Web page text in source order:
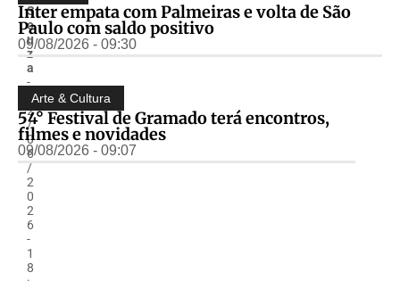
S
o
u
z
a
-
1
2
/
0
6
/
2
0
2
6
-
1
8
Inter empata com Palmeiras e volta de São
Paulo com saldo positivo
09/08/2026 - 09:30
Arte & Cultura
54° Festival de Gramado terá encontros,
filmes e novidades
09/08/2026 - 09:07